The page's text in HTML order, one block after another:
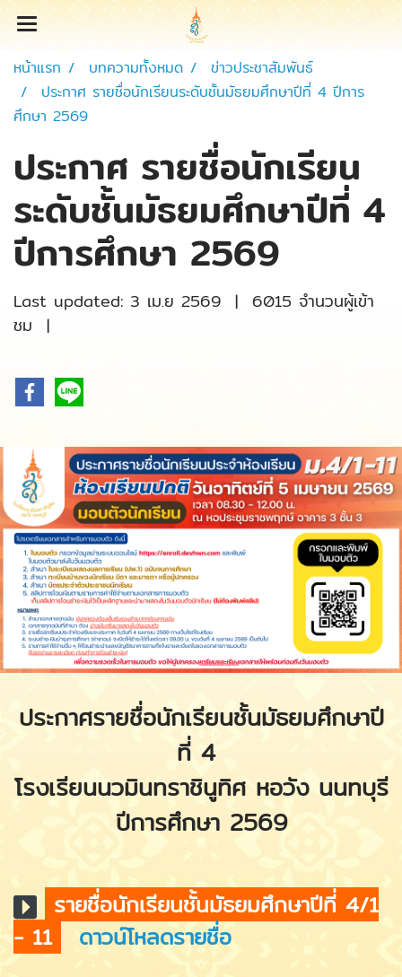
หน้าแรก บทความทั้งหมด
ข่าวประชาสัมพันธ์
ประกาศ รายชื่อนักเรียนระดับชั้นมัธยมศึกษาปีที่ 4 ปีการ
ศึกษา 2569
ประกาศ รายชื่อนักเรียน
ระดับชั้นมัธยมศึกษาปีที่ 4
ปีการศึกษา 2569
Last updated: 3 เม.ย 2569 | 6015 จำนวนผู้เข้า
ชม |
ประกาศรายชื่อนักเรียนชั้นมัธยมศึกษาปี
ที่ 4
โรงเรียนนวมินทราชินูทิศ หอวัง นนทบุรี
ปีการศึกษา 2569
รายชื่อนักเรียนชั้นมัธยมศึกษาปีที่ 4/1
- 11
ดาวน์โหลดรายชื่อ